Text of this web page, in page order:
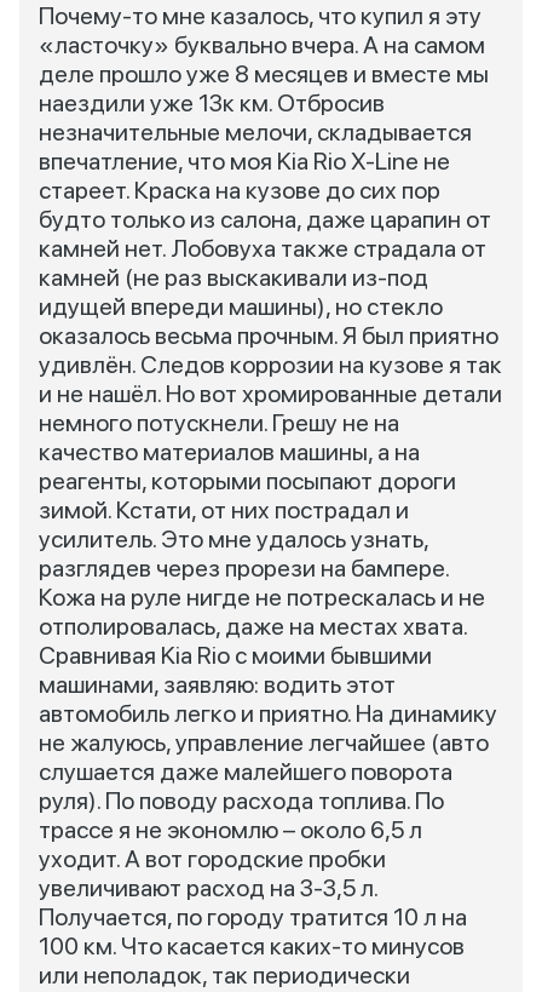
Почему-то мне казалось, что купил я эту
«ласточку» буквально вчера. А на самом
деле прошло уже 8 месяцев и вместе мы
наездили уже 13к км. Отбросив
незначительные мелочи, складывается
впечатление, что моя Kia Rio X-Line не
стареет. Краска на кузове до сих пор
будто только из салона, даже царапин от
камней нет. Лобовуха также страдала от
камней (не раз выскакивали из-под
идущей впереди машины), но стекло
оказалось весьма прочным. Я был приятно
удивлён. Следов коррозии на кузове я так
и не нашёл. Но вот хромированные детали
немного потускнели. Грешу не на
качество материалов машины, а на
реагенты, которыми посыпают дороги
зимой. Кстати, от них пострадал и
усилитель. Это мне удалось узнать,
разглядев через прорези на бампере.
Кожа на руле нигде не потрескалась и не
отполировалась, даже на местах хвата.
Сравнивая Kia Rio с моими бывшими
машинами, заявляю: водить этот
автомобиль легко и приятно. На динамику
не жалуюсь, управление легчайшее (авто
слушается даже малейшего поворота
руля). По поводу расхода топлива. По
трассе я не экономлю – около 6,5 л
уходит. А вот городские пробки
увеличивают расход на 3-3,5 л.
Получается, по городу тратится 10 л на
100 км. Что касается каких-то минусов
или неполадок, так периодически